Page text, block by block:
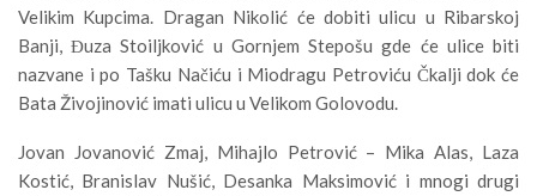
Velikim Kupcima. Dragan Nikolić će dobiti ulicu u Ribarskoj
Banji, Đuza Stoiljković u Gornjem Stepošu gde će ulice biti
nazvane i po Tašku Načiću i Miodragu Petroviću Čkalji dok će
Bata Živojinović imati ulicu u Velikom Golovodu.
Jovan Jovanović Zmaj, Mihajlo Petrović – Mika Alas, Laza
Kostić, Branislav Nušić, Desanka Maksimović i mnogi drugi